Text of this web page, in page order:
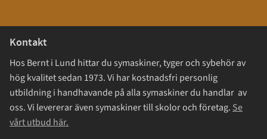
Kontakt
Hos Bernt i Lund hittar du symaskiner, tyger och sybehör av
hög kvalitet sedan 1973. Vi har kostnadsfri personlig
utbildning i handhavande på alla symaskiner du handlar av
oss. Vi levererar även symaskiner till skolor och företag. Se
vårt utbud här.